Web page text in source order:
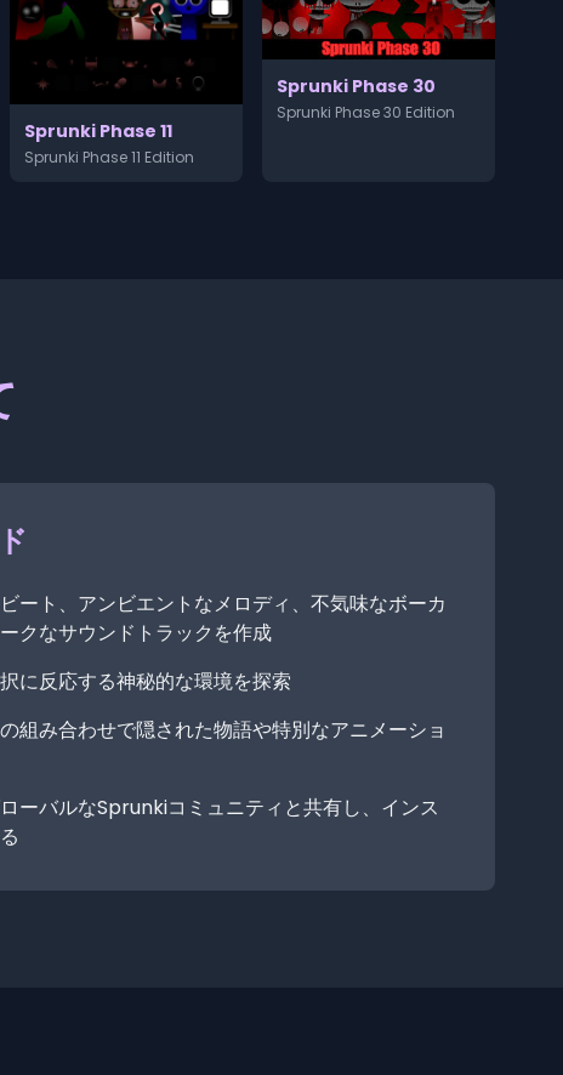
Sprunki Phase 11
Sprunki Phase 11 Edition
Sprunki Phase 30
Sprunki Phase 30 Edition
ート、アンビエントなメロディ、不気味なボーカ
クなサウンドトラックを作成
に反応する神秘的な環境を探索
組み合わせで隠された物語や特別なアニメーショ
ーバルなSprunkiコミュニティと共有し、インス